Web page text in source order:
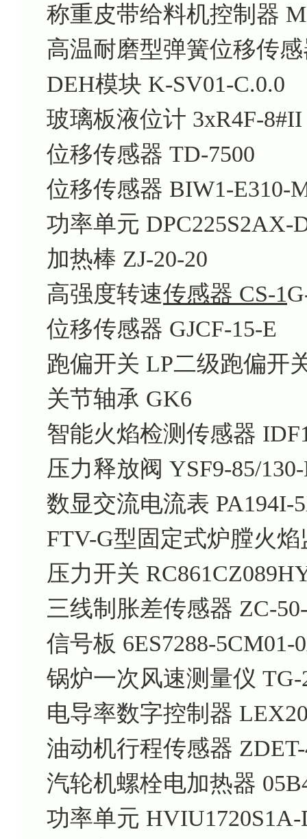
称重皮带给料机控制器
高温耐磨型弹簧位移传感
DEH模块 K-SV01-C.0.0
玻璃板液位计 3xR4F-8#II
位移传感器 TD-7500
位移传感器 BIW1-E310-
功率单元 DPC225S2AX-
加热棒 ZJ-20-20
高强度转速传感器 CS-1
位移传感器 GJCF-15-E
跑偏开关 LP二级跑偏开
关节轴承 GK6
智能火焰检测传感器
压力释放阀 YSF9-85/
数显交流电流表 PA194I-
FTV-G型固定式炉膛火
压力开关
三线制胀差传感器 ZC-
信号板 6ES7288-5CM01-
锅炉一次风速测量仪 TG-
电导率数字控制器
油动机行程传感器
汽轮机螺栓电加热器
功率单元 HVIU1720S1A-